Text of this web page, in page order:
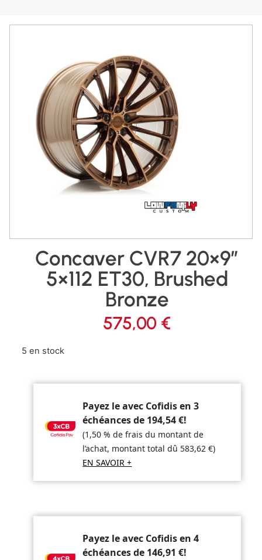
Concaver CVR7 20×9″
5×112 ET30, Brushed
Bronze
575,00 €
5 en stock
Payez le avec Cofidis en 3
échéances de 194,54€!
(1,50 % de frais du montant de
l’achat, montant total dû 583,62€)
EN SAVOIR +
Payez le avec Cofidis en 4
échéances de 146,91€!